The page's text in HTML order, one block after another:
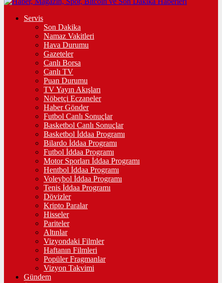
Servis
Son Dakika
Namaz Vakitleri
Hava Durumu
Gazeteler
Canlı Borsa
Canlı TV
Puan Durumu
TV Yayın Akışları
Nöbetçi Eczaneler
Haber Gönder
Futbol Canlı Sonuçlar
Basketbol Canlı Sonuçlar
Basketbol İddaa Programı
Bilardo İddaa Programı
Futbol İddaa Programı
Motor Sporları İddaa Programı
Hentbol İddaa Programı
Voleybol İddaa Programı
Tenis İddaa Programı
Dövizler
Kripto Paralar
Hisseler
Pariteler
Altınlar
Vizyondaki Filmler
Haftanın Filmleri
Popüler Fragmanlar
Vizyon Takvimi
Gündem